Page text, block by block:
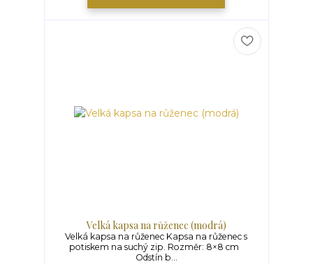
Velká kapsa na růženec (modrá)
Velká kapsa na růženec Kapsa na růženec s
potiskem na suchý zip. Rozměr: 8×8 cm
Odstín b...